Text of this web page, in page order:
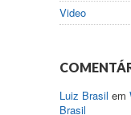
Video
Luiz Brasil em
Brasil